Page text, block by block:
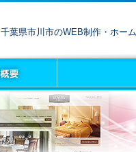
千葉県市川市のWEB制作・ホー